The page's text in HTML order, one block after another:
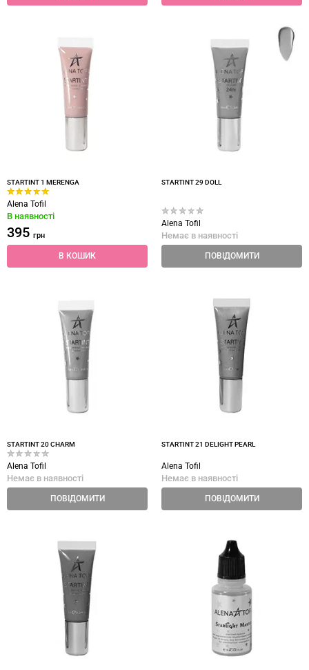
STARTINT 1 MERENGA
Alena Tofil
В наявності
395 грн
В КОШИК
STARTINT 29 DOLL
Alena Tofil
Немає в наявності
ПОВІДОМИТИ
STARTINT 20 CHARM
Alena Tofil
Немає в наявності
ПОВІДОМИТИ
STARTINT 21 DELIGHT PEARL
Alena Tofil
Немає в наявності
ПОВІДОМИТИ